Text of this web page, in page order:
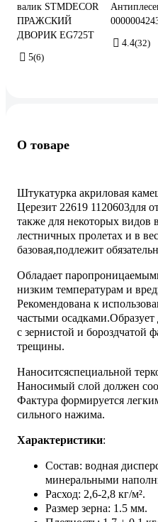
валик STMDECOR
ПРАЖСКИЙ
ДВОРИК EG725T
5(6)
4.4(32)
О товаре
Штукатурка акриловая
Церезит 22619 1120603для
также для некоторых видов
лестничных пролетах и в
базовая,подлежит
Обладает
низким температурам и
Рекомендована к
частыми
с зернистой и бороздчатой
трещины.
Наноситсяспециальной
Наносимый слой должен
Фактура формируется
сильного нажима.
Характеристики:
Состав: водная
минеральными
Расход: 2,6-2,8 кг/м².
Размер зерна: 1.5 мм.